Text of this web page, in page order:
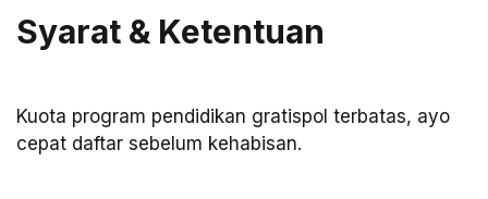
Syarat & Ketentuan
Kuota program pendidikan gratispol terbatas, ayo
cepat daftar sebelum kehabisan.